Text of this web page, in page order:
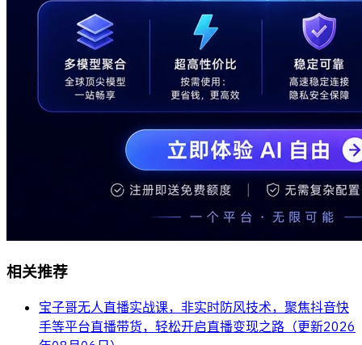
相关推荐
宝子哥无人直播实战课，非实时防风技术，聚焦抖音快
手等平台直播带货，轻松开启直播变现之路（更新2026